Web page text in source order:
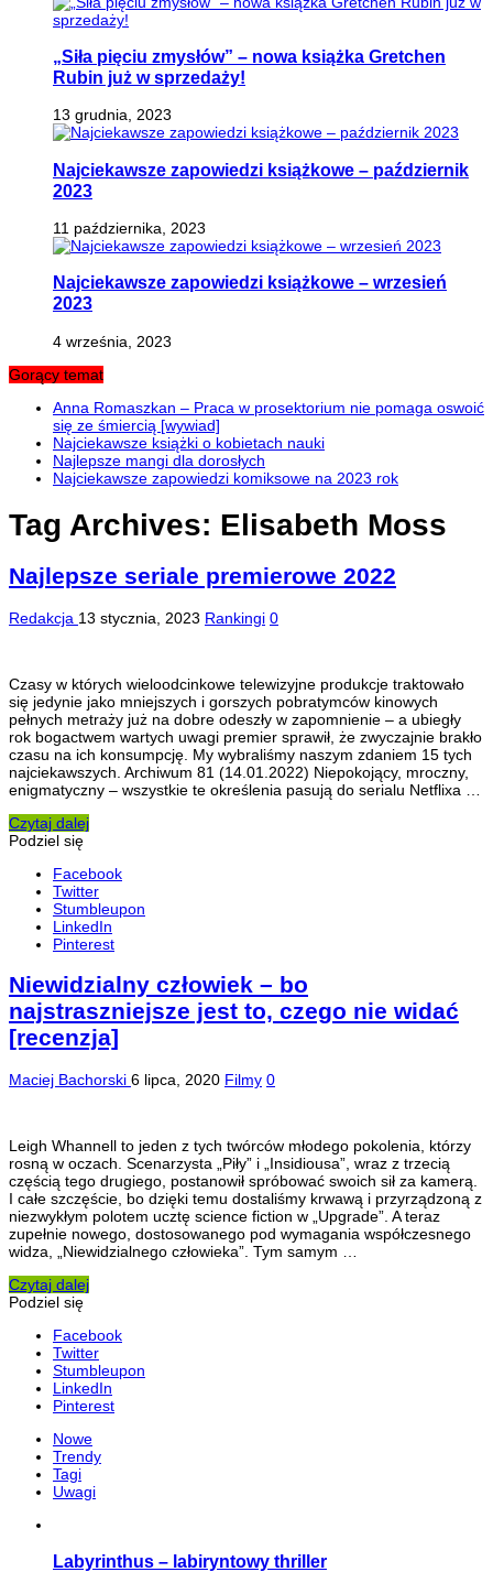
„Siła pięciu zmysłów” – nowa książka Gretchen
Rubin już w sprzedaży!
13 grudnia, 2023
Najciekawsze zapowiedzi książkowe – październik
2023
11 października, 2023
Najciekawsze zapowiedzi książkowe – wrzesień
2023
4 września, 2023
Gorący temat
Anna Romaszkan – Praca w prosektorium nie pomaga oswoić
się ze śmiercią [wywiad]
Najciekawsze książki o kobietach nauki
Najlepsze mangi dla dorosłych
Najciekawsze zapowiedzi komiksowe na 2023 rok
Tag Archives: Elisabeth Moss
Najlepsze seriale premierowe 2022
Redakcja 13 stycznia, 2023 Rankingi 0
Czasy w których wieloodcinkowe telewizyjne produkcje traktowało
się jedynie jako mniejszych i gorszych pobratymców kinowych
pełnych metraży już na dobre odeszły w zapomnienie – a ubiegły
rok bogactwem wartych uwagi premier sprawił, że zwyczajnie brakło
czasu na ich konsumpcję. My wybraliśmy naszym zdaniem 15 tych
najciekawszych. Archiwum 81 (14.01.2022) Niepokojący, mroczny,
enigmatyczny – wszystkie te określenia pasują do serialu Netflixa …
Czytaj dalej
Podziel się
Facebook
Twitter
Stumbleupon
LinkedIn
Pinterest
Niewidzialny człowiek – bo
najstraszniejsze jest to, czego nie widać
[recenzja]
Maciej Bachorski 6 lipca, 2020 Filmy 0
Leigh Whannell to jeden z tych twórców młodego pokolenia, którzy
rosną w oczach. Scenarzysta „Piły” i „Insidiousa”, wraz z trzecią
częścią tego drugiego, postanowił spróbować swoich sił za kamerą.
I całe szczęście, bo dzięki temu dostaliśmy krwawą i przyrządzoną z
niezwykłym polotem ucztę science fiction w „Upgrade”. A teraz
zupełnie nowego, dostosowanego pod wymagania współczesnego
widza, „Niewidzialnego człowieka”. Tym samym …
Czytaj dalej
Podziel się
Facebook
Twitter
Stumbleupon
LinkedIn
Pinterest
Nowe
Trendy
Tagi
Uwagi
Labyrinthus – labiryntowy thriller